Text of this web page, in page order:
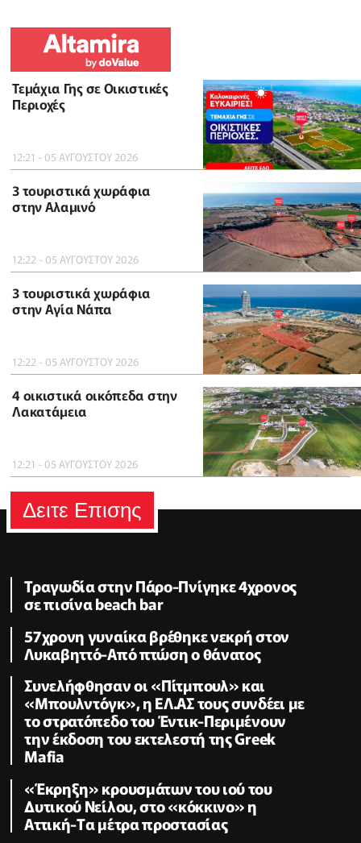
Τεμάχια Γης σε Οικιστικές
Περιοχές
12:21 - 05 ΑΥΓΟΥΣΤΟΥ 2026
3 τουριστικά χωράφια
στην Αλαμινό
12:22 - 05 ΑΥΓΟΥΣΤΟΥ 2026
3 τουριστικά χωράφια
στην Αγία Νάπα
12:22 - 05 ΑΥΓΟΥΣΤΟΥ 2026
4 οικιστικά οικόπεδα στην
Λακατάμεια
12:21 - 05 ΑΥΓΟΥΣΤΟΥ 2026
Δειτε Επισης
Τραγωδία στην Πάρο-Πνίγηκε 4χρονος
σε πισίνα beach bar
57χρονη γυναίκα βρέθηκε νεκρή στον
Λυκαβηττό-Aπό πτώση ο θάνατος
Συνελήφθησαν οι «Πίτμπουλ» και
«Μπουλντόγκ», η ΕΛ.ΑΣ τους συνδέει με
το στρατόπεδο του Έντικ-Περιμένουν
την έκδοση του εκτελεστή της Greek
Mafia
«Έκρηξη» κρουσμάτων του ιού του
Δυτικού Νείλου, στο «κόκκινο» η
Αττική-Tα μέτρα προστασίας